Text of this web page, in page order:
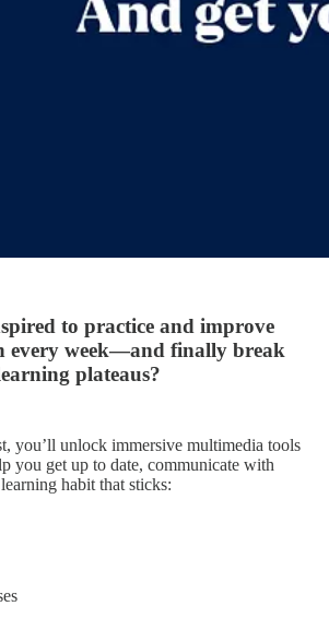
to practice and improve
every week—and finally break
plateaus?
you’ll unlock immersive multimedia tools
you get up to date, communicate with
habit that sticks: